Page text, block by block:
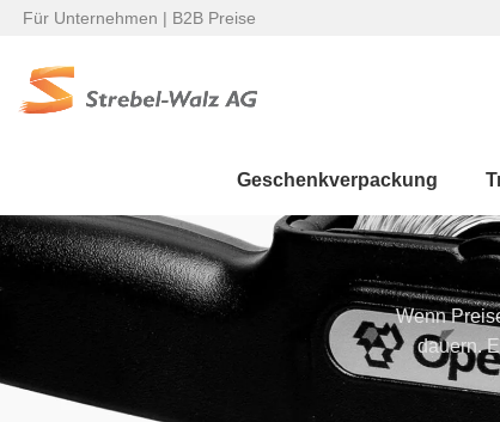
Für Unternehmen | B2B Preise
Geschenkverpackung
Wenn
dauern.